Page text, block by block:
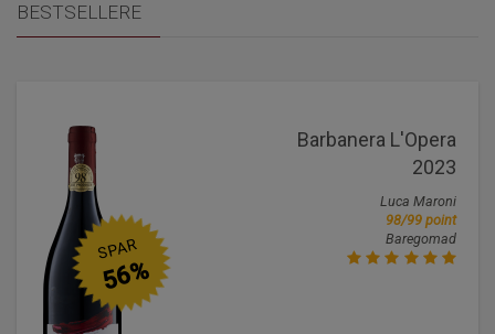
BESTSELLERE
Barbanera L'Opera
2023
Luca Maroni
98/99 point
Baregomad
SPAR
56%